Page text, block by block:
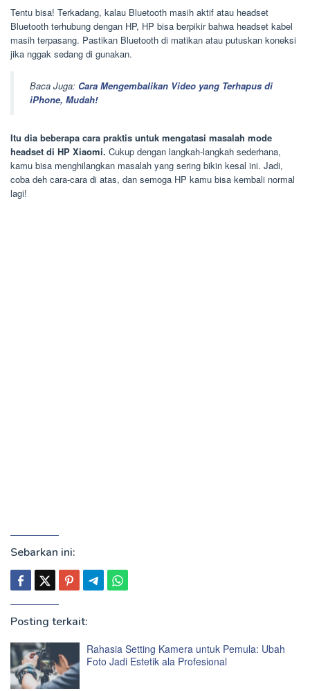
Tentu bisa! Terkadang, kalau Bluetooth masih aktif atau headset
Bluetooth terhubung dengan HP, HP bisa berpikir bahwa headset kabel
masih terpasang. Pastikan Bluetooth di matikan atau putuskan koneksi
jika nggak sedang di gunakan.
Baca Juga: Cara Mengembalikan Video yang Terhapus di
iPhone, Mudah!
Itu dia beberapa cara praktis untuk mengatasi masalah mode
headset di HP Xiaomi. Cukup dengan langkah-langkah sederhana,
kamu bisa menghilangkan masalah yang sering bikin kesal ini. Jadi,
coba deh cara-cara di atas, dan semoga HP kamu bisa kembali normal
lagi!
Sebarkan ini:
Posting terkait:
Rahasia Setting Kamera untuk Pemula: Ubah
Foto Jadi Estetik ala Profesional